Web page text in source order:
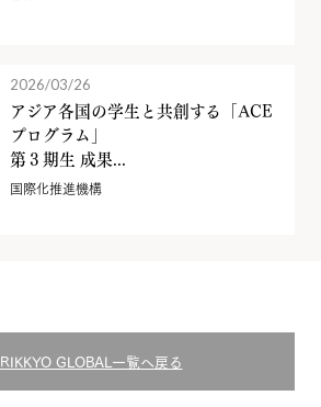
2026/03/26
アジア各国の学生と共創する「ACE
プログラム」
第３期生 成果...
国際化推進機構
RIKKYO GLOBAL一覧へ戻る